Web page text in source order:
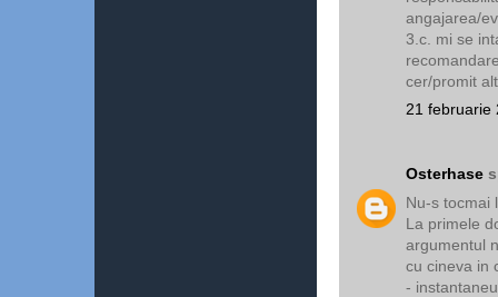
angajarea/
3.c. mi se
cer/promit
21 februarie
Osterhase
Nu-s tocmai
La primele
argumentul
cu cineva in
-